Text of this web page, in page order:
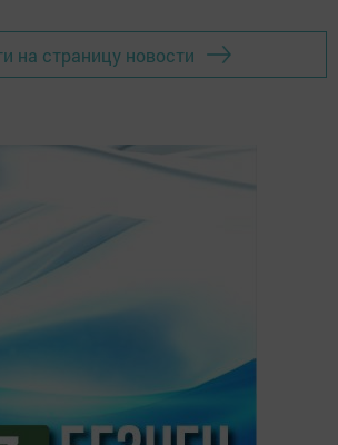
на страницу новости